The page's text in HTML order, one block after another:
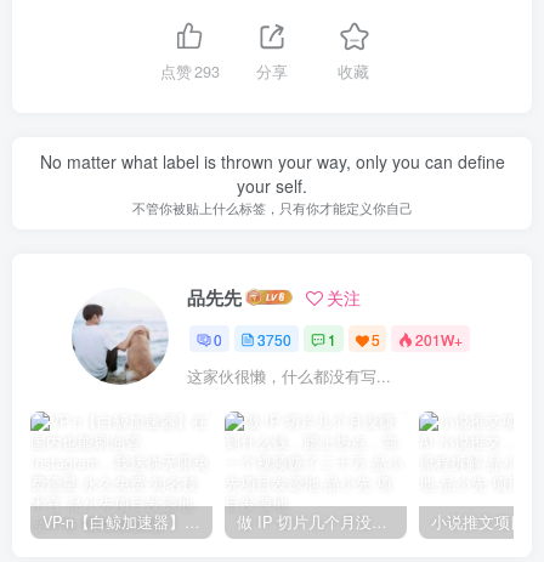
点赞293 分享 收藏
No matter what label is thrown your way, only you can define
your self.
不管你被贴上什么标签，只有你才能定义你自己
品先先 关注
0 3750 1 5 201W+
这家伙很懒，什么都没有写...
VP-n【白鲸加速器】在国内也能刷油管、Instagram，我送你无限免费流量 永久免费-知名技术官-品小先项目发源地 做 IP 切片几个月没赚到什么钱，蹭上热点，靠一个视频赚了二十万-品小先项目发源地